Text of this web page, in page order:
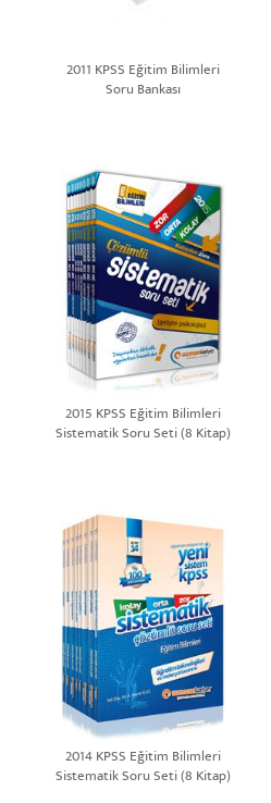
2011 KPSS Eğitim Bilimleri
Soru Bankası
2015 KPSS Eğitim Bilimleri
Sistematik Soru Seti (8 Kitap)
2014 KPSS Eğitim Bilimleri
Sistematik Soru Seti (8 Kitap)